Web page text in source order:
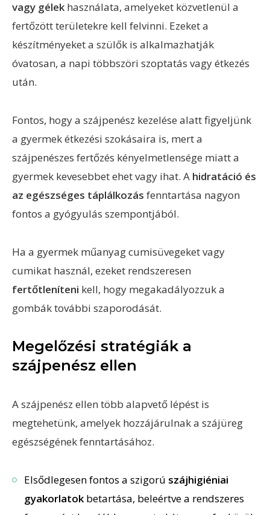
vagy gélek használata, amelyeket közvetlenül a
fertőzött területekre kell felvinni. Ezeket a
készítményeket a szülők is alkalmazhatják
óvatosan, a napi többszöri szoptatás vagy étkezés
után.
Fontos, hogy a szájpenész kezelése alatt figyeljünk
a gyermek étkezési szokásaira is, mert a
szájpenészes fertőzés kényelmetlensége miatt a
gyermek kevesebbet ehet vagy ihat. A hidratáció és
az egészséges táplálkozás fenntartása nagyon
fontos a gyógyulás szempontjából.
Ha a gyermek műanyag cumisüvegeket vagy
cumikat használ, ezeket rendszeresen
fertőtleníteni kell, hogy megakadályozzuk a
gombák további szaporodását.
Megelőzési stratégiák a
szájpenész ellen
A szájpenész ellen több alapvető lépést is
megtehetünk, amelyek hozzájárulnak a szájüreg
egészségének fenntartásához.
Elsődlegesen fontos a szigorú szájhigiéniai
gyakorlatok betartása, beleértve a rendszeres